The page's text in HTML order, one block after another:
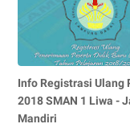
Info Registrasi Ulang
2018 SMAN 1 Liwa -
Mandiri